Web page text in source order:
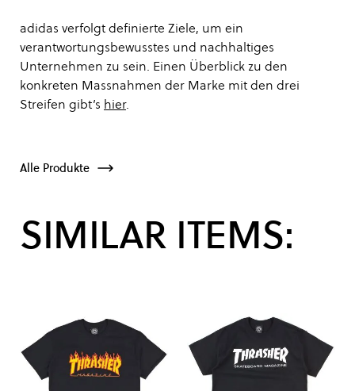
adidas verfolgt definierte Ziele, um ein
verantwortungsbewusstes und nachhaltiges
Unternehmen zu sein. Einen Überblick zu den
konkreten Massnahmen der Marke mit den drei
Streifen gibt’s hier.
Alle Produkte
SIMILAR ITEMS: